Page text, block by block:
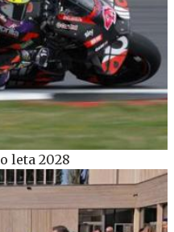
leta 2028